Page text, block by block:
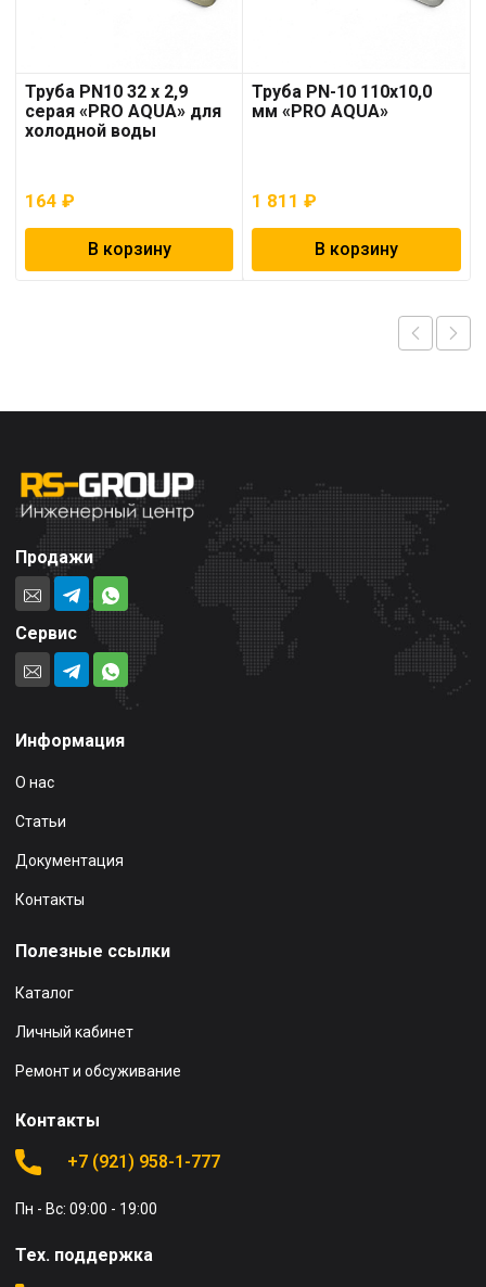
Труба PN10 32 x 2,9
серая «PRO AQUA» для
холодной воды
164 ₽
В корзину
Труба PN-10 110х10,0
мм «PRO AQUA»
1 811₽
В корзину
Продажи
Сервис
Информация
О нас
Статьи
Документация
Контакты
Полезные ссылки
Каталог
Личный кабинет
Ремонт и обсуживание
Контакты
+7 (921) 958-1-777
Пн - Вс: 09:00 - 19:00
Тех. поддержка